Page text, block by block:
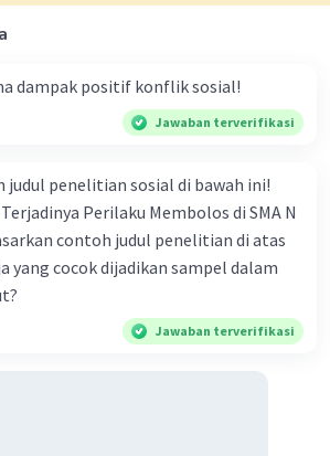
yang dimilikinya agar kehidupannya
bagaimana manusia
lingkungan sekitar, yang
memiliki otoritas terhadap"
yang paling mencerminkan manusia
berbudaya adalah pilihan c, "Manusia
sesuai dengan potensi yang
kehidupannya lebih baik". Semoga
dampak positif konflik sosial!
Jawaban terverifikasi
penelitian sosial di bawah ini!
Perilaku Membolos di SMA N
yang cocok dijadikan sampel dalam
Jawaban terverifikasi